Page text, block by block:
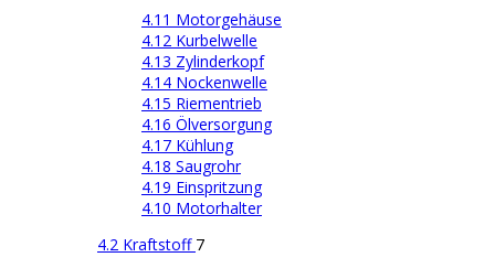
4.11 Motorgehäuse
4.12 Kurbelwelle
4.13 Zylinderkopf
4.14 Nockenwelle
4.15 Riementrieb
4.16 Ölversorgung
4.17 Kühlung
4.18 Saugrohr
4.19 Einspritzung
4.10 Motorhalter
4.2 Kraftstoff 7